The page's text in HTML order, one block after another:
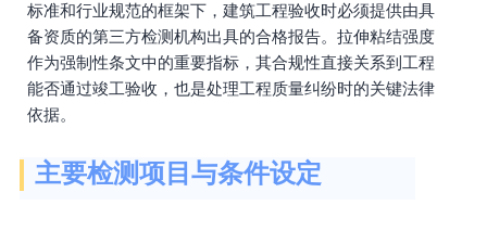
标准和行业规范的框架下，建筑工程验收时必须提供由具
备资质的第三方检测机构出具的合格报告。拉伸粘结强度
作为强制性条文中的重要指标，其合规性直接关系到工程
能否通过竣工验收，也是处理工程质量纠纷时的关键法律
依据。
主要检测项目与条件设定